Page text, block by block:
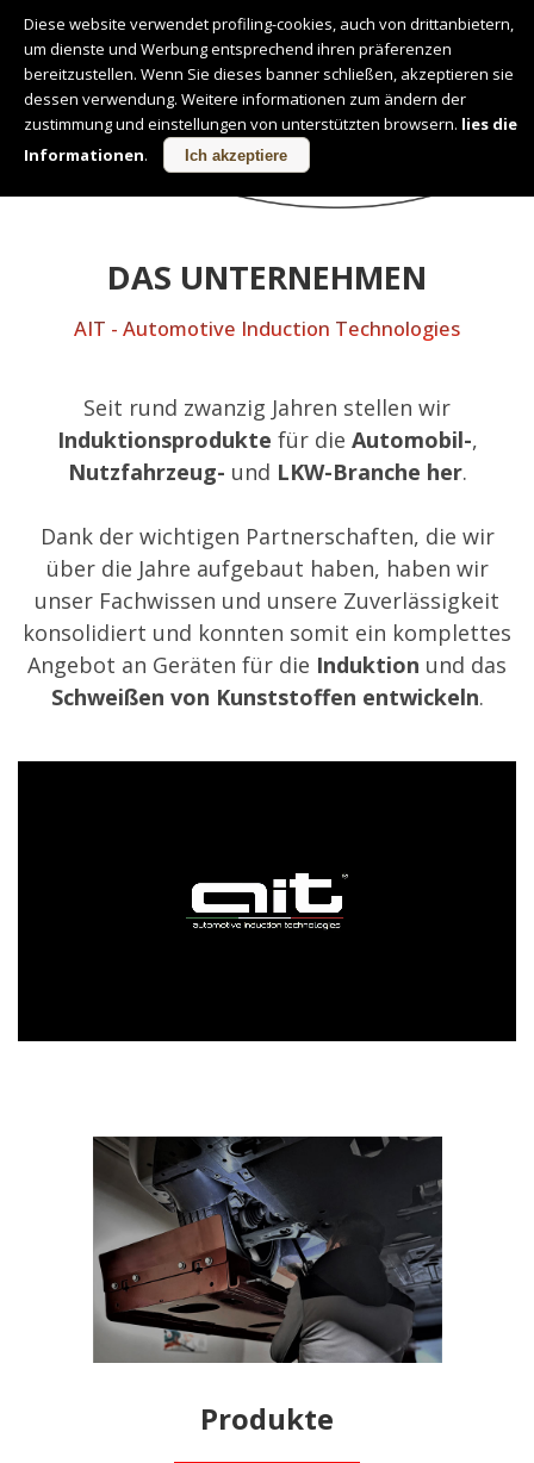
Deutsch
ÜBER UNS
DAS UNTERNEHMEN
AIT - Automotive Induction Technologies
Seit rund zwanzig Jahren stellen wir
Induktionsprodukte für die Automobil-,
Nutzfahrzeug- und LKW-Branche her.
Dank der wichtigen Partnerschaften, die wir
über die Jahre aufgebaut haben, haben wir
unser Fachwissen und unsere Zuverlässigkeit
konsolidiert und konnten somit ein komplettes
Angebot an Geräten für die Induktion und das
Schweißen von Kunststoffen entwickeln.
Produkte
Diese website verwendet profiling-cookies, auch von drittanbietern,
um dienste und Werbung entsprechend ihren präferenzen
bereitzustellen. Wenn Sie dieses banner schließen, akzeptieren sie
dessen verwendung. Weitere informationen zum ändern der
zustimmung und einstellungen von unterstützten browsern. lies die
Informationen. Ich akzeptiere